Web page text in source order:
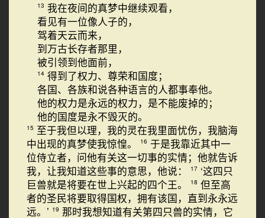
13 我在夜间的真梦中继续观看，
看见有一位像人子的，
驾着天云而来，
到万古长存者那里，
被引领到他面前，
14 得到了权力、尊荣和国度；
各国、各族和说各种语言的人都事奉他。
他的权力是永远的权力，是不能废掉的；
他的国度是永不毁灭的。
15 至于我但以理，我的灵在我里面忧伤，我脑海
中出现的真梦使我惊惶。
16 于是我靠近其中一
位侍立者，问他有关这一切事的实情；他就告诉
我，让我知道这些事的意思，他说：
17 ‘这四只
巨兽就是将要在世上兴起的四个王。
18 但至高
者的圣民将要取得国权，拥有该国，直到永永远
远。’ 19 那时我想知道有关第四只兽的实情，它